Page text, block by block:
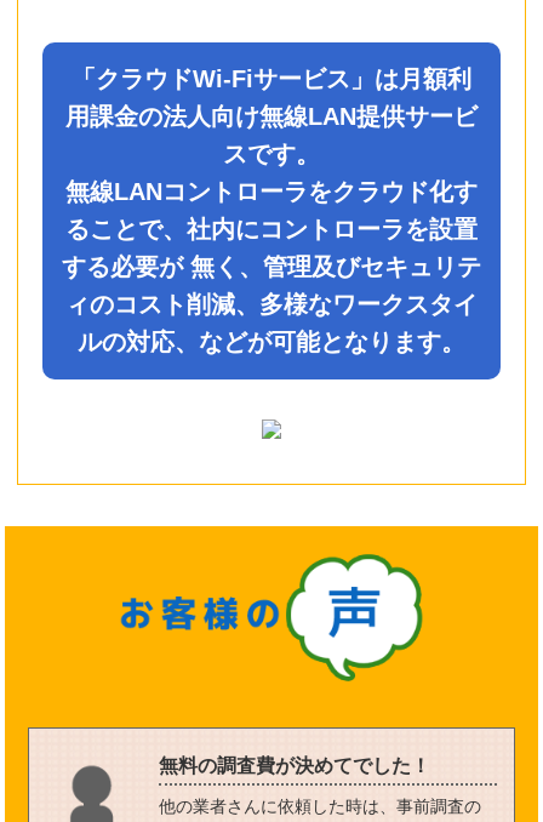
「クラウドWi-Fiサービス」は月額利
用課金の法人向け無線LAN提供サービ
スです。
無線LANコントローラをクラウド化す
ることで、社内にコントローラを設置
する必要が 無く、管理及びセキュリテ
ィのコスト削減、多様なワークスタイ
ルの対応、などが可能となります。
無料の調査費が決めてでした！
他の業者さんに依頼した時は、事前調査の